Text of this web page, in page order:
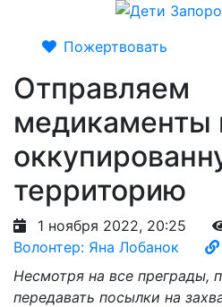
Пожертвовать
Отправляем
медикаменты
территорию
1 ноября 2022, 20:25
Волонтер: Яна Лобанок
Несмотря на все преграды,
передавать посылки на